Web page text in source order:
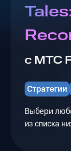
с МТС
Стратегии
Выбери
из списка